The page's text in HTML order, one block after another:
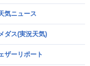
気ニュース
ダス(実況天気)
ザーリポート